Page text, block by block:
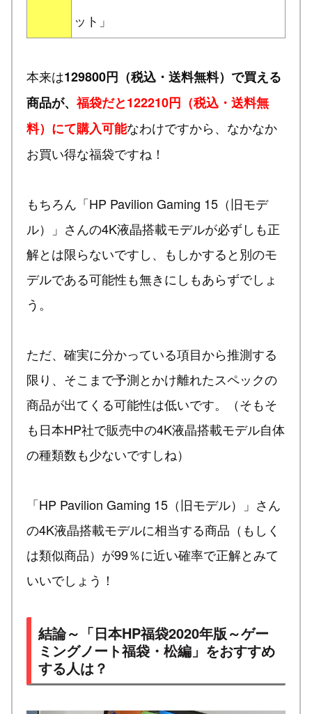
ット」
本来は129800円（税込・送料無料）で買える
商品が、 福袋だと122210円（税込・送料無
料）にて購入可能なわけですから、なかなか
お買い得な福袋ですね！
もちろん「HP Pavilion Gaming 15（旧モデ
ル）」さんの4K液晶搭載モデルが必ずしも正
解とは限らないですし、もしかすると別のモ
デルである可能性も無きにしもあらずでしょ
う。
ただ、確実に分かっている項目から推測する
限り、そこまで予測とかけ離れたスペックの
商品が出てくる可能性は低いです。（そもそ
も日本HP社で販売中の4K液晶搭載モデル自体
の種類数も少ないですしね）
「HP Pavilion Gaming 15（旧モデル）」さん
の4K液晶搭載モデルに相当する商品（もしく
は類似商品）が99％に近い確率で正解とみて
いいでしょう！
結論～「日本HP福袋2020年版～ゲー
ミングノート福袋・松編」をおすすめ
する人は？